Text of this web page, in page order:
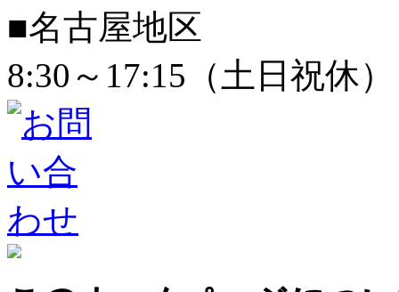
■名古屋地区
8:30～17:15（土日祝休）